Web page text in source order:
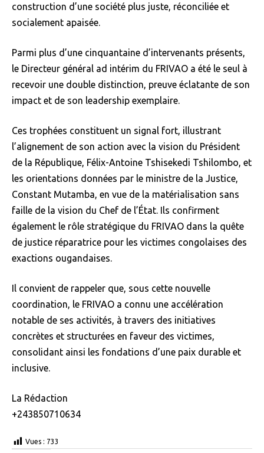
construction d’une société plus juste, réconciliée et
socialement apaisée.
Parmi plus d’une cinquantaine d’intervenants présents,
le Directeur général ad intérim du FRIVAO a été le seul à
recevoir une double distinction, preuve éclatante de son
impact et de son leadership exemplaire.
Ces trophées constituent un signal fort, illustrant
l’alignement de son action avec la vision du Président
de la République, Félix-Antoine Tshisekedi Tshilombo, et
les orientations données par le ministre de la Justice,
Constant Mutamba, en vue de la matérialisation sans
faille de la vision du Chef de l’État. Ils confirment
également le rôle stratégique du FRIVAO dans la quête
de justice réparatrice pour les victimes congolaises des
exactions ougandaises.
Il convient de rappeler que, sous cette nouvelle
coordination, le FRIVAO a connu une accélération
notable de ses activités, à travers des initiatives
concrètes et structurées en faveur des victimes,
consolidant ainsi les fondations d’une paix durable et
inclusive.
La Rédaction
+243850710634
Vues : 733